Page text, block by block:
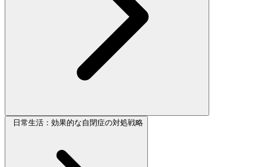
日常生活：効果的な自閉症の対処戦略